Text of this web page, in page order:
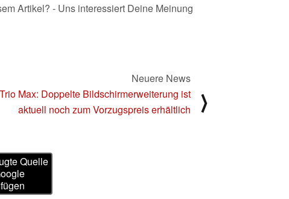
Artikel? - Uns interessiert Deine Meinung
Neuere News
Max: Doppelte Bildschirmerweiterung ist
aktuell noch zum Vorzugspreis erhältlich
⟩
Quelle